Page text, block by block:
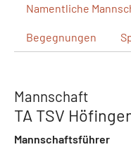
Namentliche
Begegnungen
Mannschaft
TA TSV
Mannschaftsführer